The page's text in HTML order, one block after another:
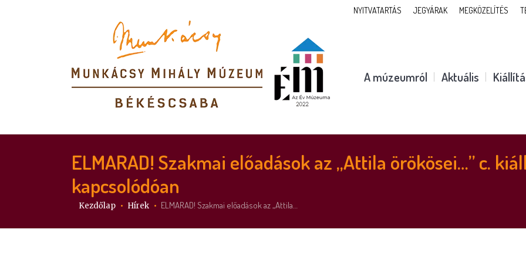
NYITVATARTÁS JEGYÁRAK MEGKÖZELÍTÉS
A múzeumról Aktuális
ELMARAD! Szakmai előadások az „Attila örökösei…” c.
kapcsolódóan
Itt vagy:
Kezdőlap Hírek ELMARAD! Szakmai előadások az „Attila…